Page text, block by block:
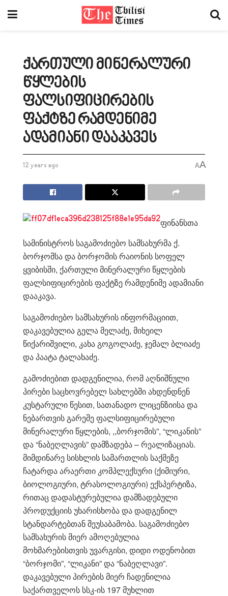
ქართული მინერალური
წყლების
ფალსიფიცირების
ფაქტზე რამდენიმე
ადამიანი დააკავეს
12 years ago AA
ფინანსთა
სამინისტროს საგამოძიებო სამსახურმა ქ.
ბორჯომსა და ბორჯომის რაიონის სოფელ
ყვიბისში, ქართული მინერალური წყლების
ფალსიფიცირების ფაქტზე რამდენიმე ადამიანი
დააკავა.
საგამოძიებო სამსახურის ინფორმაციით,
დაკავებულია გელა მელაძე, მიხეილ
წიქარიშვილი, კახა გოგოლაძე, ჯემალ ბლიაძე
და პაატა ტალახაძე.
გამოძიებით დადგენილია, რომ აღნიშნული
პირები საცხოვრებელ სახლებში ახდენდნენ
კუსტარული წესით, სათანადო ლიცენზიისა და
ნებართვის გარეშე ფალსიფიცირებული
მინერალური წყლების, ,,ბორჯომის”, “ლიკანის”
და “ნაბეღლავის” დამზადება – რეალიზაციას.
მიმდინარე სისხლის სამართლის საქმეზე
ჩატარდა არაერთი კომპლექსური (ქიმიური,
ბიოლოგიური, ტრასოლოგიური) ექსპერტიზა,
რითაც დადასტურებულია დამზადებული
პროდუქციის უხარისხობა და დადგენილ
სტანდარტებთან შეუსაბამობა. საგამოძიებო
სამსახურის მიერ ამოღებულია
მოხმარებისთვის უვარგისი, დიდი ოდენობით
“ბორჯომი”, “ლიკანი” და “ნაბეღლავი”.
დაკავებული პირების მიერ ჩადენილია
საქართველოს სსკ-ის 197 მუხლით